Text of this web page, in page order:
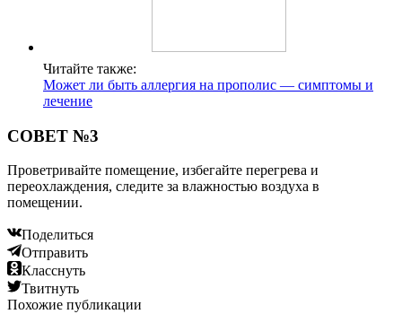
Читайте также:
Может ли быть аллергия на прополис — симптомы и
лечение
СОВЕТ №3
Проветривайте помещение, избегайте перегрева и
переохлаждения, следите за влажностью воздуха в
помещении.
Поделиться
Отправить
Класснуть
Твитнуть
Похожие публикации